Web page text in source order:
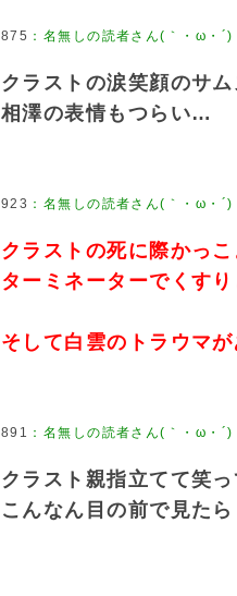
875 ： 名無しの読者さん(｀・ω・´)
クラストの涙笑顔のサ
相澤の表情もつらい…
923 ： 名無しの読者さん(｀・ω・´)
クラストの死に際かっこ
ターミネーターでくす
そして白雲のトラウマ
891 ： 名無しの読者さん(｀・ω・´)
クラスト親指立てて笑
こんなん目の前で見た